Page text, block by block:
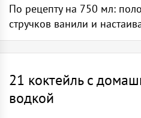
По рецепту на 750 мл:
стручков ванили и
21 коктейль c
водкой